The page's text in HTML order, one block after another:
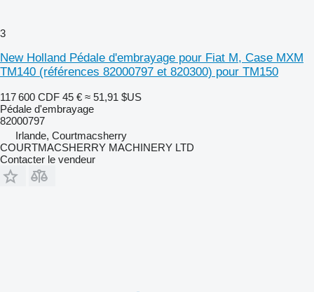
3
New Holland Pédale d'embrayage pour Fiat M, Case MXM
TM140 (références 82000797 et 820300) pour TM150
117 600 CDF 45 € ≈ 51,91 $US
Pédale d'embrayage
82000797
Irlande, Courtmacsherry
COURTMACSHERRY MACHINERY LTD
Contacter le vendeur